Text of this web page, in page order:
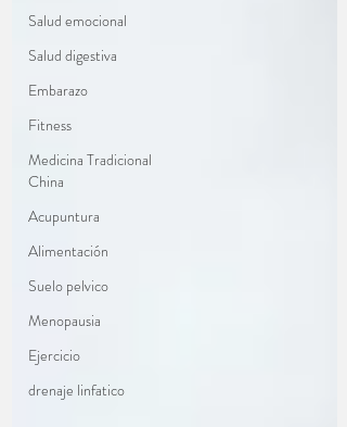
Salud emocional
Salud digestiva
Embarazo
Fitness
Medicina Tradicional
China
Acupuntura
Alimentación
Suelo pelvico
Menopausia
Ejercicio
drenaje linfatico